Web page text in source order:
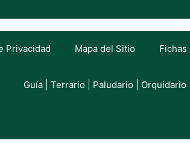
Privacidad Mapa del Sitio
Guía | Terrario | Paludario | Orquidario